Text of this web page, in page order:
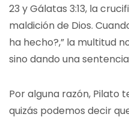
23 y Gálatas 3:13, la
maldición de Dios.
ha hecho?,” la multitud
sino dando una
Por alguna razón, Pilato
quizás podemos decir